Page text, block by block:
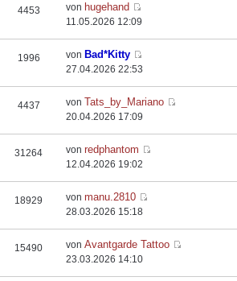
4453 von hugehand
11.05.2026 12:09
1996 von Bad*Kitty
27.04.2026 22:53
4437 von Tats_by_Mariano
20.04.2026 17:09
31264 vonredphantom
12.04.2026 19:02
18929 vonmanu.2810
28.03.2026 15:18
15490 vonAvantgarde Tattoo
23.03.2026 14:10